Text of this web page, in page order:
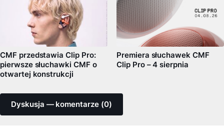
CMF przedstawia Clip Pro:
pierwsze słuchawki CMF o
otwartej konstrukcji
Premiera słuchawek CMF
Clip Pro – 4 sierpnia
Dyskusja — komentarze (0)